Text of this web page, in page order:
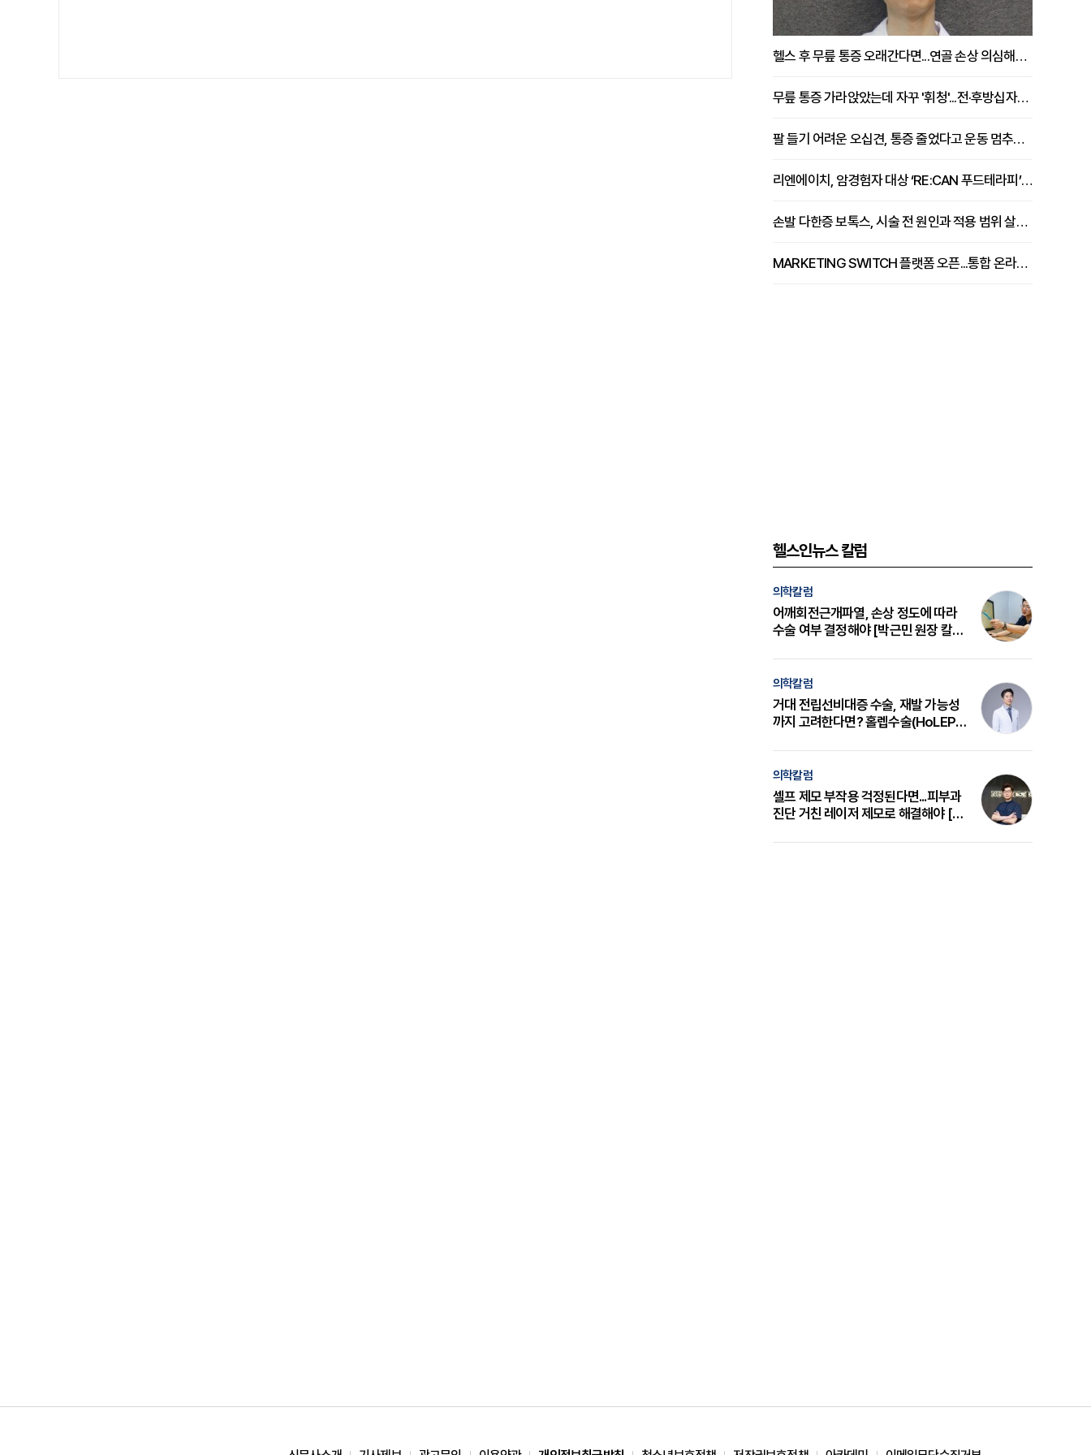
헬스 후 무릎 통증 오래간다면...연골 손상 의심해야 [김상범 원장 칼럼]
무릎 통증 가라앉았는데 자꾸 '휘청'...전·후방십자인대 파열 확인해야 [곽우경 원장 칼럼]
팔 들기 어려운 오십견, 통증 줄었다고 운동 멈추면 안 되는 이유 [이병욱 원장 칼럼]
리엔에이치, 암경험자 대상 ‘RE:CAN 푸드테라피’ 운영
손발 다한증 보톡스, 시술 전 원인과 적용 범위 살펴야 [강윤일 원장 칼럼]
MARKETING SWITCH 플랫폼 오픈...통합 온라인 마케팅 서비스 확대
헬스인뉴스 칼럼
의학칼럼
어깨회전근개파열, 손상 정도에 따라
수술 여부 결정해야 [박근민 원장 칼
의학칼럼
거대 전립선비대증 수술, 재발 가능성
까지 고려한다면? 홀렙수술(HoLEP)
의학칼럼
셀프 제모 부작용 걱정된다면...피부과
진단 거친 레이저 제모로 해결해야 [변